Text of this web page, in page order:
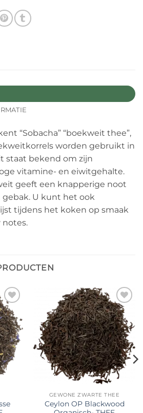
“Sobacha” “boekweit thee”,
worden gebruikt in
staat bekend om zijn
vitamine- en eiwitgehalte.
geeft een knapperige noot
gebak. U kunt het ook
tijdens het koken op smaak
notes.
liste
de
Ajouter
à la liste
de
souhaits
GEWONE ZWARTE THEE
Ceylon OP Blackwood